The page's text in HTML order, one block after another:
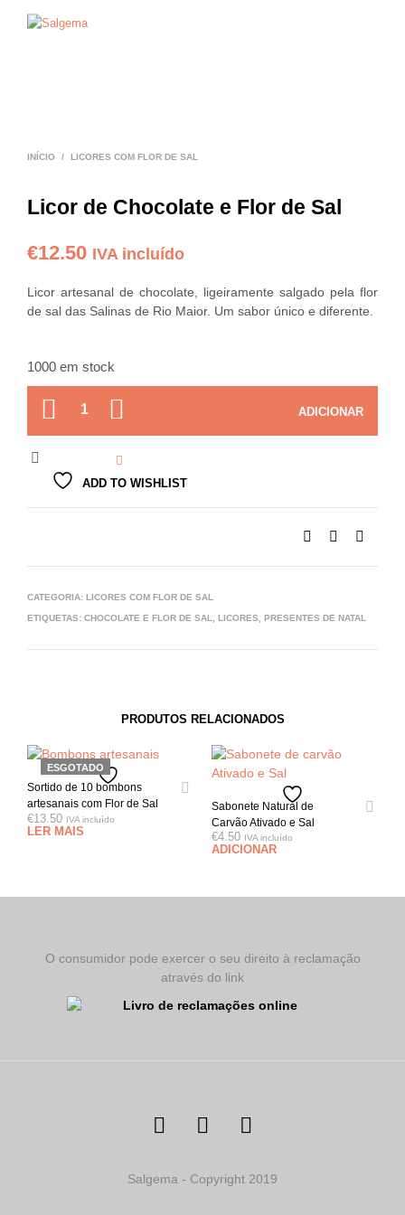
INÍCIO / LICORES COM FLOR DE SAL
Licor de Chocolate e Flor de Sal
€12.50 IVA incluído
Licor artesanal de chocolate, ligeiramente salgado pela flor
de sal das Salinas de Rio Maior. Um sabor único e diferente.
1000 em stock
QUANTIDADE
ADICIONAR
ADD TO WISHLIST
CATEGORIA: LICORES COM FLOR DE SAL
ETIQUETAS: CHOCOLATE E FLOR DE SAL LICORES PRESENTES DE NATAL
PRODUTOS RELACIONADOS
ESGOTADO
Sortido de 10 bombons
artesanais com Flor de Sal
€13.50 IVA incluído
LER MAIS
Sabonete Natural de
Carvão Ativado e Sal
€4.50 IVA incluído
ADICIONAR
O consumidor pode exercer o seu direito à reclamação
através do link
Salgema - Copyright 2019